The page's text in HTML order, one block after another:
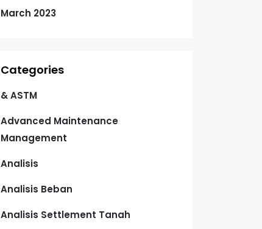
March 2023
Categories
& ASTM
Advanced Maintenance
Management
Analisis
Analisis Beban
Analisis Settlement Tanah